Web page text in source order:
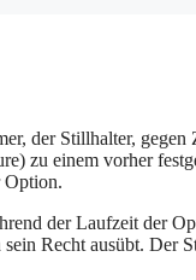
der Stillhalter, gegen
zu einem vorher
Option.
der Laufzeit der
Recht ausübt. Der